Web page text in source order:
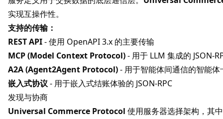
实现互操作性。
支持的传输：
REST API- 使用 OpenAPI 3.x 的主要传输
MCP (Model Context Protocol)- 用于 LLM 集成的 JSON-
A2A (Agent2Agent Protocol)- 用于智能体间通信的智能体
嵌入式协议 - 用于嵌入式结账体验的 JSON-RPC
发现与协商
Universal Commerce Protocol 使用服务器选择架构，其